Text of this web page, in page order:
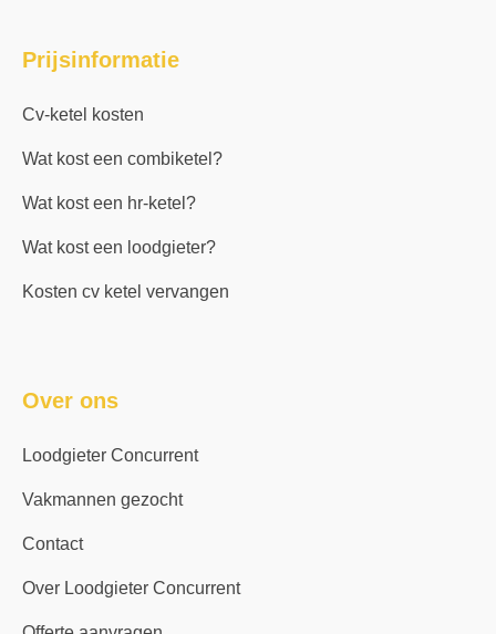
Prijsinformatie
Cv-ketel kosten
Wat kost een combiketel?
Wat kost een hr-ketel?
Wat kost een loodgieter?
Kosten cv ketel vervangen
Over ons
Loodgieter Concurrent
Vakmannen gezocht
Contact
Over Loodgieter Concurrent